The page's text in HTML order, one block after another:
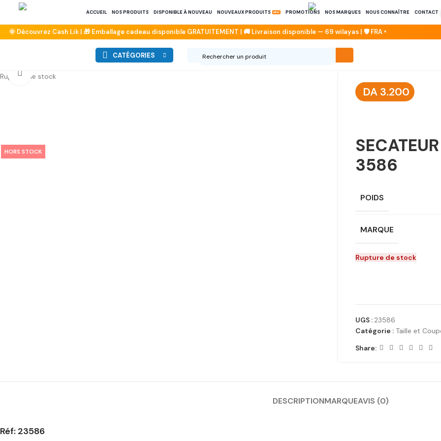
ACCUEIL NOS PRODUITS DISPONIBLE À NOUVEAU NOUVEAUX PRODUITS PROMOTIONS NOS MARQUES NOUS CONNAÎTRE CONTACT
CATÉGORIES
Rupture de stock
HORS STOCK
Click to enlarge
DA 3.200
3586
POIDS
MARQUE
Rupture de stock
UGS : 23586
Catégorie : Taille et
Share:
DESCRIPTIONMARQUEAVIS (0)
Réf: 23586